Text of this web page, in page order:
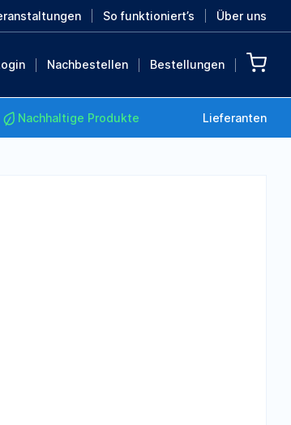
So funktioniert’s Über uns
Nachbestellen Bestellungen
Nachhaltige Produkte Lieferanten